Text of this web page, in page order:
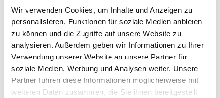
Wir verwenden Cookies, um Inhalte und Anzeigen zu
personalisieren, Funktionen für soziale Medien anbieten
zu können und die Zugriffe auf unsere Website zu
analysieren. Außerdem geben wir Informationen zu Ihrer
Verwendung unserer Website an unsere Partner für
soziale Medien, Werbung und Analysen weiter. Unsere
Partner führen diese Informationen möglicherweise mit
weiteren Daten zusammen, die Sie ihnen bereitgestellt
Seite teilen https://www.international-climate-
initiative.com/NEWS3233